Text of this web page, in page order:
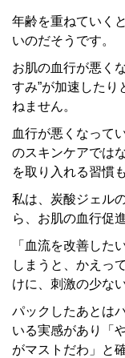
年齢を重ねていく
いのだそうです。
お肌の血行が悪く
すみ”が加速した
ねません。
血行が悪くなって
のスキンケアでは
を取り入れる習慣
私は、炭酸ジェル
ら、お肌の血行促
「血流を改善した
しまうと、かえっ
けに、刺激の少な
パックしたあとは
いる実感があり「
がマストだわ」と